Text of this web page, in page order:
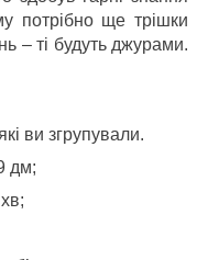
потрібно ще трішки
– ті будуть джурами.
ви згрупували.
дм;